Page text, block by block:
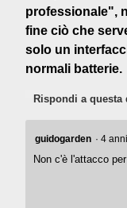
professionale",
fine ciò che
solo un
normali batterie.
Rispondi a questa
guidogarden · 4
Non c'è l'attacco